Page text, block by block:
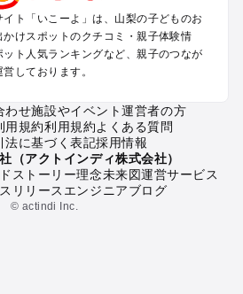
お出かけ
ールお出かけ
出かけ
かけ
ポット
ト「いこーよ」は、山梨の子どものお
けスポットのクチコミ・親子体験情
ト人気ランキングなど、親子のつなが
しております。
わせ施設やイベント運営者の方
用規約利用規約よくある質問
法に基づく表記採用情報
（アクトインディ株式会社）
ストーリー理念未来図運営サービス
リリース エンジニアブログ
© actindi Inc.